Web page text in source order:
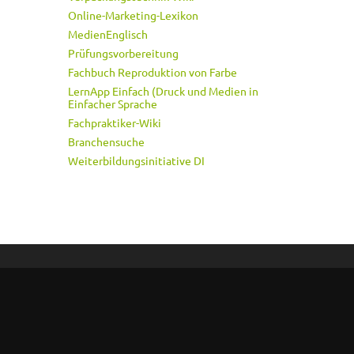
Online-Marketing-Lexikon
MedienEnglisch
Prüfungsvorbereitung
Fachbuch Reproduktion von Farbe
LernApp Einfach (Druck und Medien in
Einfacher Sprache
Fachpraktiker-Wiki
Branchensuche
Weiterbildungsinitiative DI